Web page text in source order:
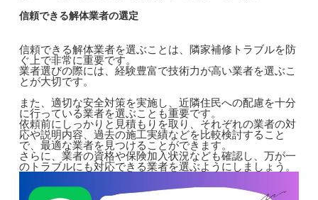
信頼できる解体業者の選定
信頼できる解体業者を選ぶことは、隣家補修トラブルを防
ぐ上で非常に重要です。
業者選びの際には、経験豊富で技術力が高い業者を選ぶこ
とが大切です。
また、適切な安全対策を実施し、近隣住民への配慮を十分
に行っている業者を選ぶことも重要です。
依頼前にしっかりと見積もりを取り、それぞれの業者の対
応や説明内容、過去の施工実績などを比較検討すること
で、最適な業者を見つけることができます。
さらに、業者の資格や保険加入状況なども確認し、万が一
のトラブルにも対応できる業者を選ぶようにしましょう。